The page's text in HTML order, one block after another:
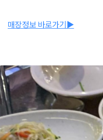
매장정보 바로가기▶